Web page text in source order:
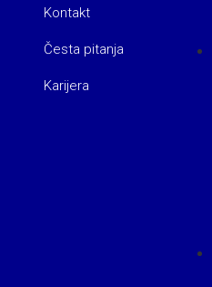
Kontakt
Česta pitanja
Karijera